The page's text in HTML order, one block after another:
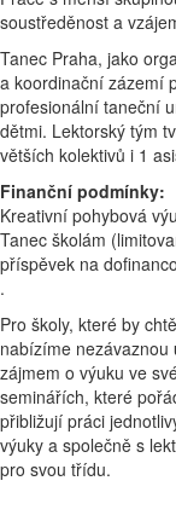
soustředěnost a
Tanec Praha, jako
a koordinační zázemí
profesionální taneční
dětmi. Lektorský tým
větších kolektivů i 1
Finanční podmínky:
Kreativní pohybová
Tanec školám
příspěvek na
.
Pro školy, které by
nabízíme nezávaznou
zájmem o výuku ve
seminářích, které
přibližují práci
výuky a společně s
pro svou třídu.